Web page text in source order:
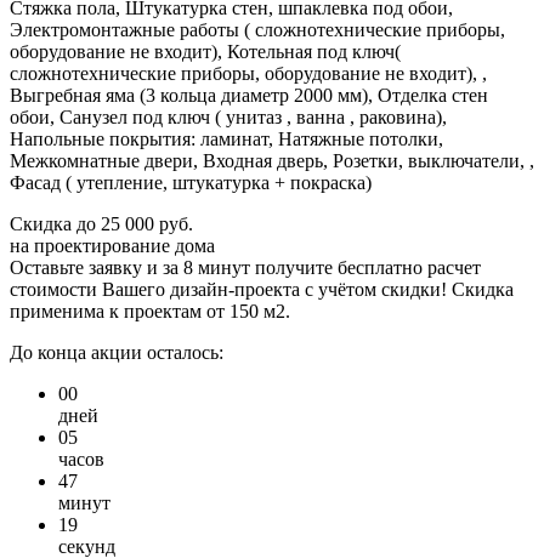
Стяжка пола, Штукатурка стен, шпаклевка под обои,
Электромонтажные работы ( сложнотехнические приборы,
оборудование не входит), Котельная под ключ(
сложнотехнические приборы, оборудование не входит), ,
Выгребная яма (3 кольца диаметр 2000 мм), Отделка стен
обои, Санузел под ключ ( унитаз , ванна , раковина),
Напольные покрытия: ламинат, Натяжные потолки,
Межкомнатные двери, Входная дверь, Розетки, выключатели, ,
Фасад ( утепление, штукатурка + покраска)
Скидка до 25 000 руб.
на проектирование дома
Оставьте заявку и за 8 минут получите бесплатно расчет
стоимости Вашего дизайн-проекта с учётом скидки! Скидка
применима к проектам от 150 м2.
До конца акции осталось:
00
дней
05
часов
47
минут
19
секунд